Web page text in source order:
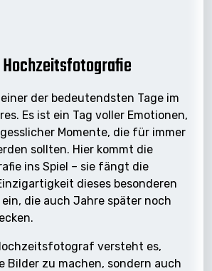
Hochzeitsfotografie
der bedeutendsten Tage im
Es ist ein Tag voller Emotionen,
Momente, die für immer
sollten. Hier kommt die
ins Spiel – sie fängt die
dieses besonderen
die auch Jahre später noch
versteht es,
Bilder zu machen, sondern auch